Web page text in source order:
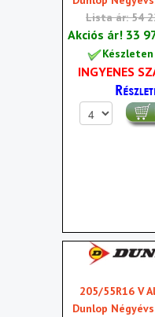
Lista ár: 54
Akciós ár! 33
INGYENES
205/55R16 V
Dunlop